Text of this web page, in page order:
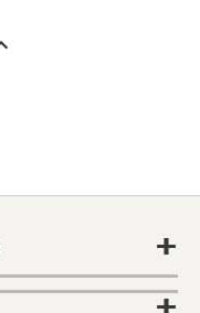
+